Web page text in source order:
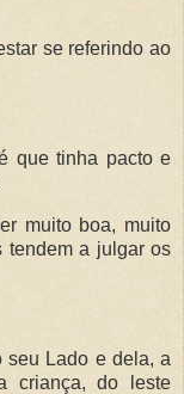
se referindo ao
que tinha pacto e
muito boa, muito
tendem a julgar os
seu Lado e dela, a
criança, do leste